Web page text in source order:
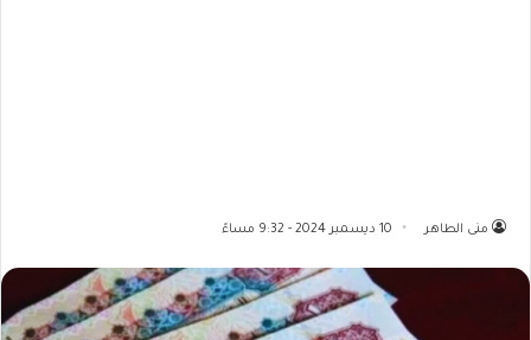
منى الطاهر 10 ديسمبر 2024 - 9:32 مساءً